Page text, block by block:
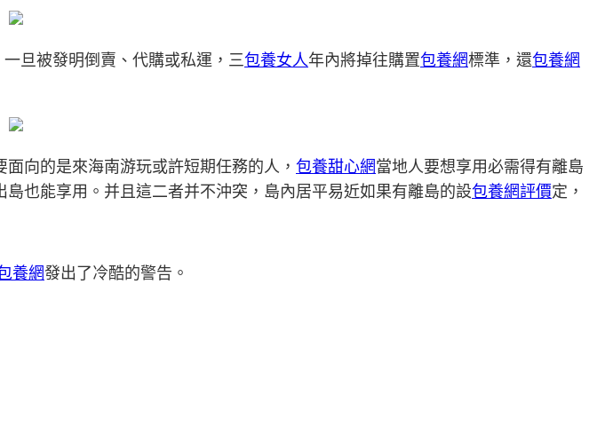
旦被發明倒賣、代購或私運，三包養女人年內將掉往購置包養網標準，還包養網
向的是來海南游玩或許短期任務的人， 包養甜心網當地人要想享用必需得有離島
也能享用。并且這二者并不沖突，島內居平易近如果有離島的設包養網評價定，
養網發出了冷酷的警告。